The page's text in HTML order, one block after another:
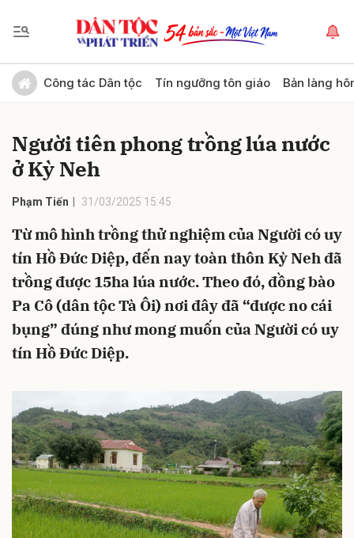
Công tác Dân tộc Tín ngưỡng tôn giáo Bản làng
Người tiên phong trồng lúa nước
ở Kỳ Neh
Phạm Tiến 31/03/2025 15:45
Từ mô hình trồng thử nghiệm của Người có uy
tín Hồ Đức Diệp, đến nay toàn thôn Kỳ Neh đã
trồng được 15ha lúa nước. Theo đó, đồng bào
Pa Cô (dân tộc Tà Ôi) nơi đây đã “được no cái
bụng” đúng như mong muốn của Người có uy
tín Hồ Đức Diệp.
Gửi bình luận
Hủy Gửi